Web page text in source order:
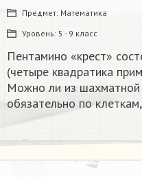
Предмет: Математика
Уровень: 5 - 9 класс
Пентамино «крест»
(четыре квадратика
Можно ли из шахматной
обязательно по